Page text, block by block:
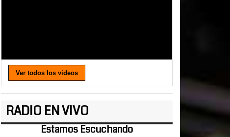
Ver todos los videos
RADIO EN VIVO
Estamos Escuchando